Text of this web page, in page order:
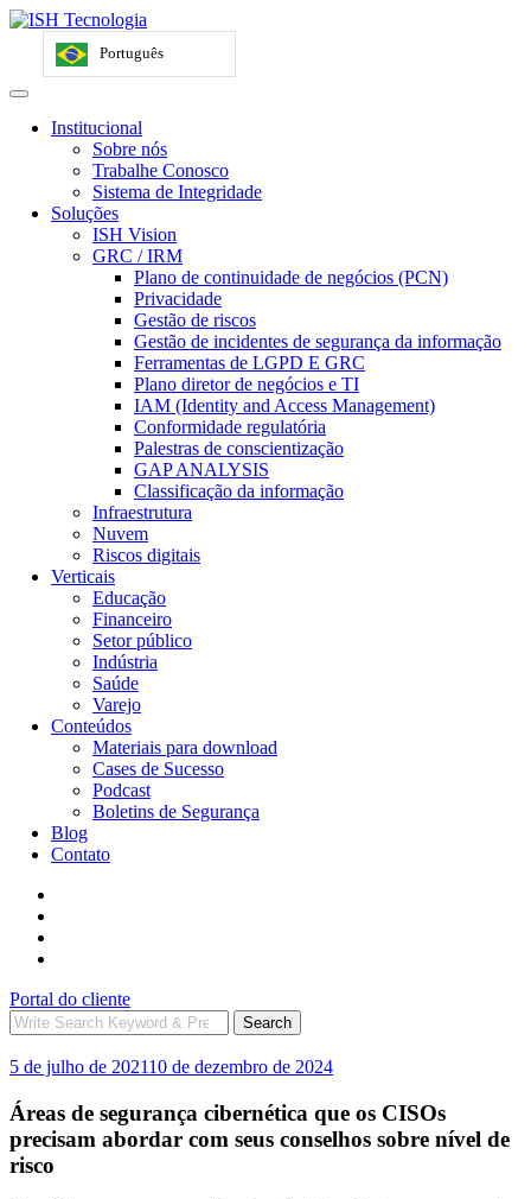
Português
Institucional
Sobre nós
Trabalhe Conosco
Sistema de Integridade
Soluções
ISH Vision
GRC / IRM
Plano de continuidade de negócios (PCN)
Privacidade
Gestão de riscos
Gestão de incidentes de segurança da informação
Ferramentas de LGPD E GRC
Plano diretor de negócios e TI
IAM (Identity and Access Management)
Conformidade regulatória
Palestras de conscientização
GAP ANALYSIS
Classificação da informação
Infraestrutura
Nuvem
Riscos digitais
Verticais
Educação
Financeiro
Setor público
Indústria
Saúde
Varejo
Conteúdos
Materiais para download
Cases de Sucesso
Podcast
Boletins de Segurança
Blog
Contato
Portal do cliente
Search
5 de julho de 202110 de dezembro de 2024
Áreas de segurança cibernética que os CISOs
precisam abordar com seus conselhos sobre nível de
risco